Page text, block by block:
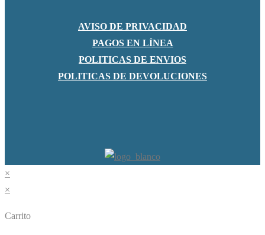
AVISO DE PRIVACIDAD
PAGOS EN LÍNEA
POLITICAS DE ENVIOS
POLITICAS DE DEVOLUCIONES
×
×
Carrito